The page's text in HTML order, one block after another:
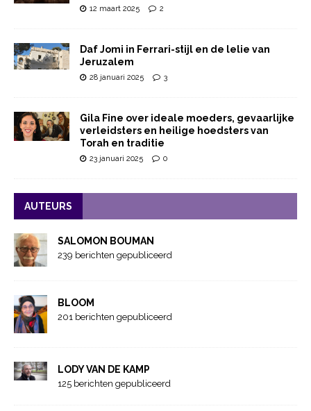
12 maart 2025 2
Daf Jomi in Ferrari-stijl en de lelie van
Jeruzalem
28 januari 2025 3
Gila Fine over ideale moeders, gevaarlijke
verleidsters en heilige hoedsters van
Torah en traditie
23 januari 2025 0
AUTEURS
SALOMON BOUMAN
239 berichten gepubliceerd
BLOOM
201 berichten gepubliceerd
LODY VAN DE KAMP
125 berichten gepubliceerd